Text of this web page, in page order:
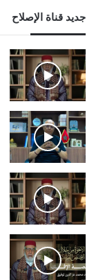
جديد قناة الإصلاح